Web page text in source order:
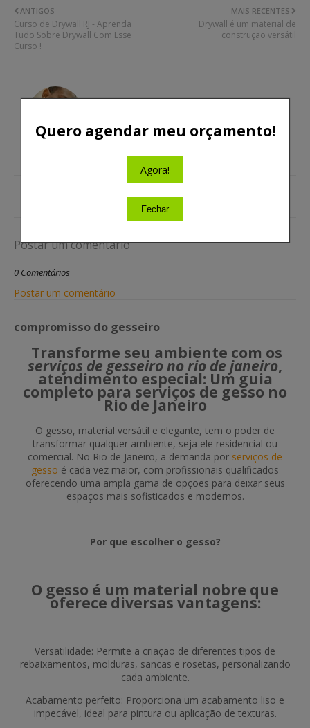
MAIS RECENTES
Drywall é um material de
construção versátil
ANTIGOS
Curso de Drywall RJ - Aprenda
Tudo Sobre Drywall Com Esse
Curso !
Postar um comentário
0 Comentários
Postar um comentário
compromisso do gesseiro
Transforme seu ambiente com os
serviços de gesseiro no rio de janeiro,
atendimento especial: Um guia
completo para serviços de gesso no
Rio de Janeiro
O gesso, material versátil e elegante, tem o poder de
transformar qualquer ambiente, seja ele residencial ou
comercial. No Rio de Janeiro, a demanda por serviços de
gesso é cada vez maior, com profissionais qualificados
oferecendo uma ampla gama de opções para deixar seus
espaços mais sofisticados e modernos.
Por que escolher o gesso?
O gesso é um material nobre que
oferece diversas vantagens:
Versatilidade: Permite a criação de diferentes tipos de
rebaixamentos, molduras, sancas e rosetas, personalizando
cada ambiente.
Acabamento perfeito: Proporciona um acabamento liso e
impecável, ideal para pintura ou aplicação de texturas.
Quero agendar meu orçamento!
Agora!
Fechar